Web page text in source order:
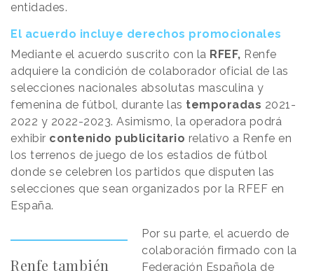
entidades.
El acuerdo incluye derechos promocionales
Mediante el acuerdo suscrito con la RFEF, Renfe
adquiere la condición de colaborador oficial de las
selecciones nacionales absolutas masculina y
femenina de fútbol, durante las temporadas 2021-
2022 y 2022-2023. Asimismo, la operadora podrá
exhibir contenido publicitario relativo a Renfe en
los terrenos de juego de los estadios de fútbol
donde se celebren los partidos que disputen las
selecciones que sean organizados por la RFEF en
España.
Renfe también
Por su parte, el acuerdo de
colaboración firmado con la
Federación Española de